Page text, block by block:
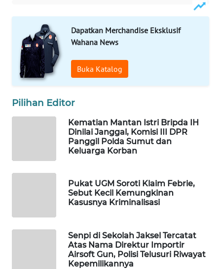
Dapatkan Merchandise Eksklusif
Wahana News
Buka Katalog
Pilihan Editor
Kematian Mantan Istri Bripda IH
Dinilai Janggal, Komisi III DPR
Panggil Polda Sumut dan
Keluarga Korban
Pukat UGM Soroti Klaim Febrie,
Sebut Kecil Kemungkinan
Kasusnya Kriminalisasi
Senpi di Sekolah Jaksel Tercatat
Atas Nama Direktur Importir
Airsoft Gun, Polisi Telusuri Riwayat
Kepemilikannya
WAHANA
LISTRIK
WAHANA
TRAVEL
WAHANA
WAHANANEWS
CO ID